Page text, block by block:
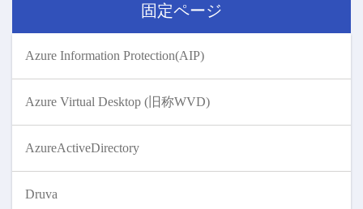
固定ページ
Azure Information Protection(AIP)
Azure Virtual Desktop (旧称WVD)
AzureActiveDirectory
Druva